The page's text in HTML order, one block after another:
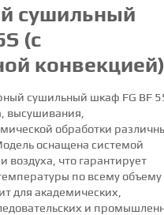
сушильный
(с
конвекцией)
сушильный шкаф FG BF
высушивания,
обработки
оснащена системой
воздуха, что гарантирует
по всему объему
для академических,
и